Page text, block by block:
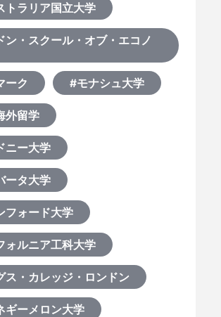
トラリア国立大学
ン・スクール・オブ・エコノ
ーク #モナシュ大学
外留学
ニー大学
ータ大学
フォード大学
ォルニア工科大学
ス・カレッジ・ロンドン
ギーメロン大学